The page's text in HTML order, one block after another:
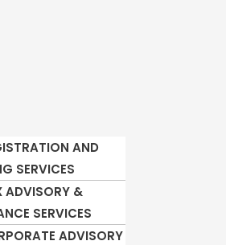
AND
SERVICES​
ADVISORY &
SERVICES
ADVISORY